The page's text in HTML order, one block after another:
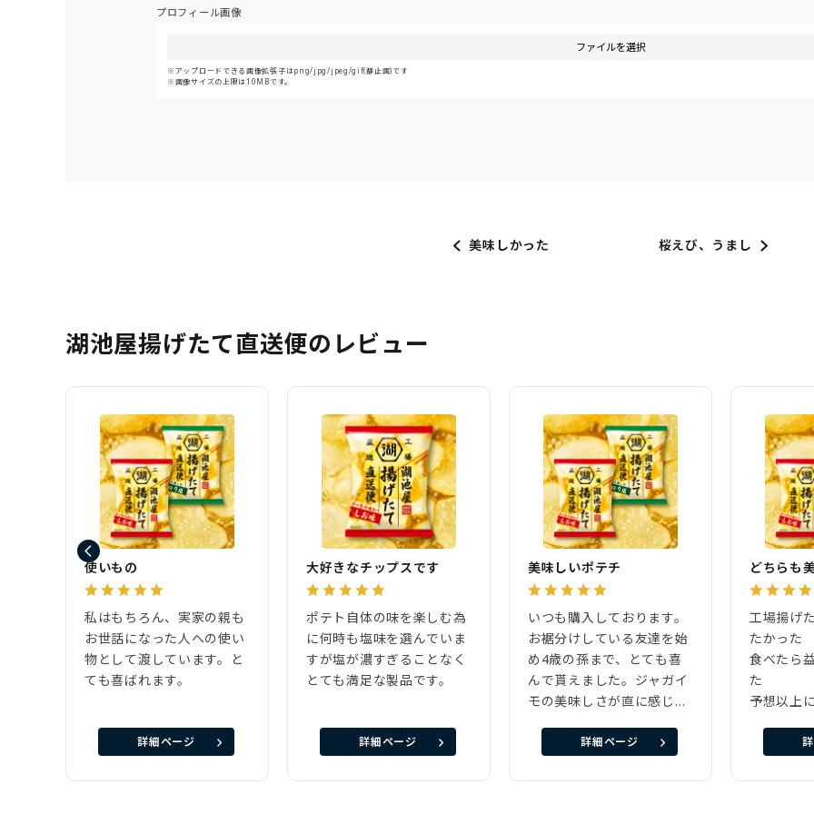
プロフィール画像
ファイルを選択
アップロードできる画像拡張子はpng/jpg/jpeg/gif(静止画)です
画像サイズの上限は10MBです。
美味しかった 桜えび、うまし
湖池屋揚げたて直送便のレビュー
使いもの
詳細ページ
私はもちろん、実家の親も
お世話になった人への使い
物として渡しています。と
ても喜ばれます。
大好きなチップスです
詳細ページ
ポテト自体の味を楽しむ為
に何時も塩味を選んでいま
すが塩が濃すぎることなく
とても満足な製品です。
美味しいポテチ
詳細ページ
いつも購入しております。
お裾分けしている友達を始
め4歳の孫まで、とても喜
んで貰えました。ジャガイ
モの美味しさが直に感じら
工場揚げ
たかっ
食べたら
た
予想以上
普段夏は